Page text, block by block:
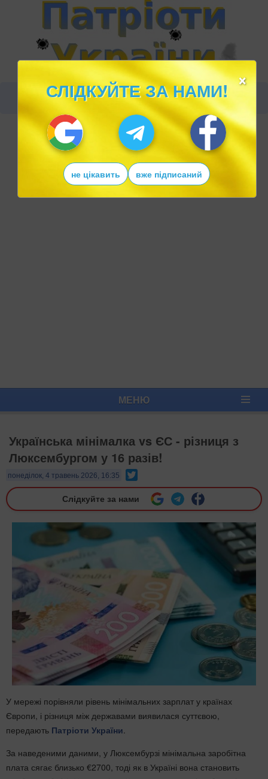
МЕНЮ
Українська мінімалка vs ЄС - різниця з
Люксембургом у 16 разів!
понеділок, 4 травень 2026, 16:35
Слідкуйте за нами
У мережі порівняли рівень мінімальних зарплат у країнах
Європи, і різниця між державами виявилася суттєвою,
передають Патріоти України
За наведеними даними, у Люксембурзі мінімальна заробітна
плата сягає близько €2700, тоді як в Україні вона становить
×
СЛІДКУЙТЕ ЗА НАМИ!
не цікавить вже підписаний